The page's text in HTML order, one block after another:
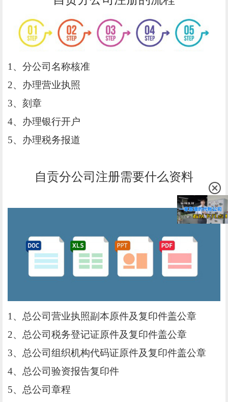
1、分公司名称核准
2、办理营业执照
3、刻章
4、办理银行开户
5、办理税务报道
自贡分公司注册需要什么资料
1、总公司营业执照副本原件及复印件盖公章
2、总公司税务登记证原件及复印件盖公章
3、总公司组织机构代码证原件及复印件盖公章
4、总公司验资报告复印件
5、总公司章程